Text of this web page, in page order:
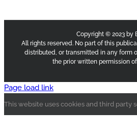
Copyright © 2023 by
All rights reserved. No part of this
distributed, or transmitted in any form
the prior written permission
Page load link
This website uses cookies and third party